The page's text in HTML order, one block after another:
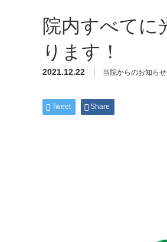
院内すべてに
ります！
2021.12.22 当院からのお知らせ
Tweet Share